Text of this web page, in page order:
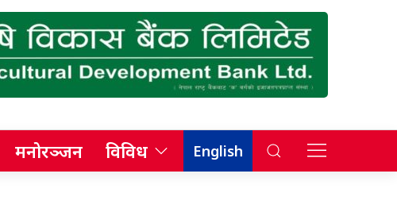
मनोरञ्जन विविध English